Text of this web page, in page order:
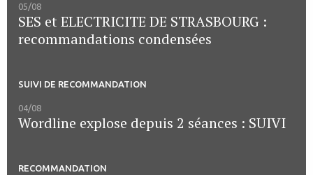
05/08
SES et ELECTRICITE DE STRASBOURG :
recommandations condensées
SUIVI DE RECOMMANDATION
04/08
Wordline explose depuis 2 séances : SUIVI
RECOMMANDATION